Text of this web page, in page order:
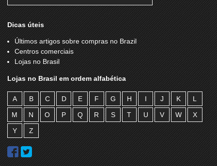
Dicas úteis
Últimos artigos sobre compras no Brazil
Centros comerciais
Lojas no Brasil
Lojas no Brasil em ordem alfabética
A B C D E F G H I J K L
M N O P Q R S T U V W X
Y Z